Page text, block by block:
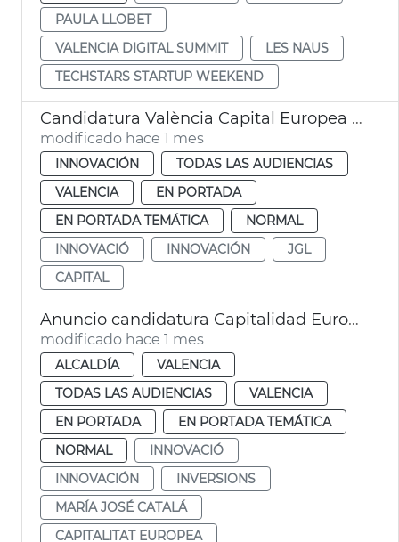
PAULA LLOBET
VALENCIA DIGITAL SUMMIT
LES NAUS
TECHSTARS STARTUP WEEKEND
Candidatura València Capital Europea Innovación
modificado hace 1 mes
INNOVACIÓN
TODAS LAS AUDIENCIAS
VALENCIA
EN PORTADA
EN PORTADA TEMÁTICA
NORMAL
INNOVACIÓ
INNOVACIÓN
JGL
CAPITAL
Anuncio candidatura Capitalidad Europea Innovación València
modificado hace 1 mes
ALCALDÍA
VALENCIA
TODAS LAS AUDIENCIAS
VALENCIA
EN PORTADA
EN PORTADA TEMÁTICA
NORMAL
INNOVACIÓ
INNOVACIÓN
INVERSIONS
MARÍA JOSÉ CATALÁ
CAPITALITAT EUROPEA